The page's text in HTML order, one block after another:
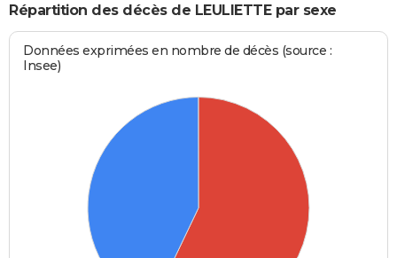
Répartition des décès de LEULIETTE par sexe
Données exprimées en nombre de décès (source :
Insee)